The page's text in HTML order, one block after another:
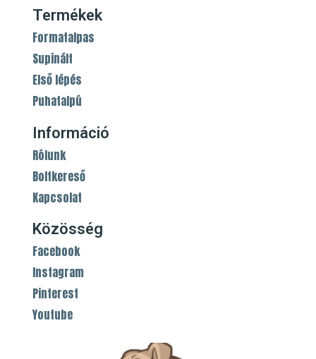
Termékek
Formatalpas
Supinált
Első lépés
Puhatalpú
Információ
Rólunk
Boltkereső
Kapcsolat
Közösség
Facebook
Instagram
Pinterest
Youtube